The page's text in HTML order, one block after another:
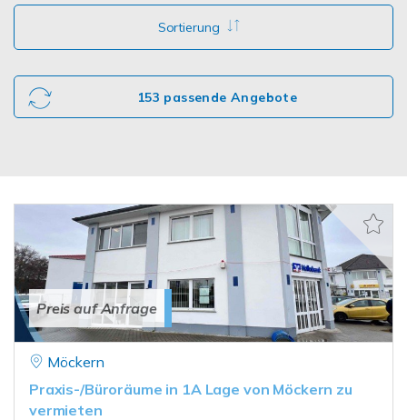
Sortierung
153 passende Angebote
Preis auf Anfrage
Möckern
Praxis-/Büroräume in 1A Lage von Möckern zu
vermieten